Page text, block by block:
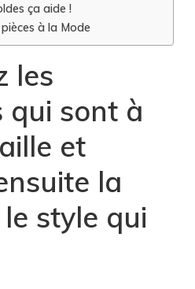
ça aide !
à la Mode
les
qui sont à
et
la
style qui